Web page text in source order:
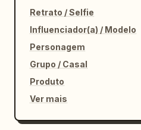
Retrato / Selfie
Influenciador(a) / Modelo
Personagem
Grupo / Casal
Produto
Ver mais